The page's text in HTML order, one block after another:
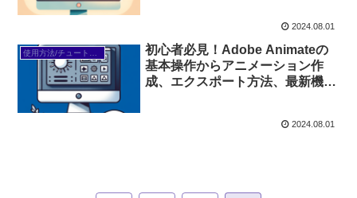
2024.08.01
使用方法/チュートリアル
初心者必見！Adobe Animateの
基本操作からアニメーション作
成、エクスポート方法、最新機能
2024.08.01